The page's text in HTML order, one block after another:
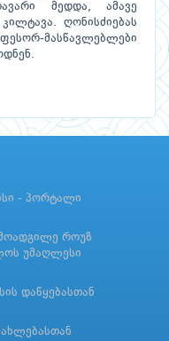
მედდა, ამავე
ღონისძიებას
მასწავლებლები
- პორტალი
როუზ
უმაღლესი
დაწყებასთან